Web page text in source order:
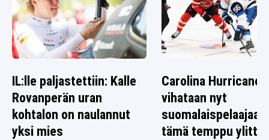
IL:lle paljastettiin: Kalle
Rovanperän uran
kohtalon on naulannut
yksi mies
Carolina
vihataan nyt
suomalaispelaajaa
tämä temppu ylitti